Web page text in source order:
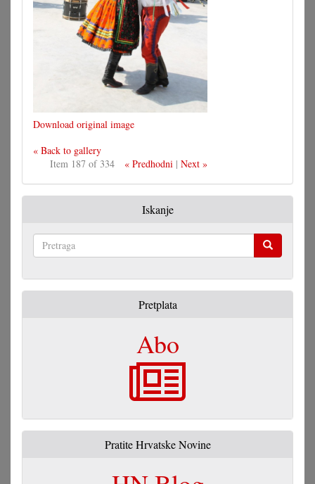
Download original image
« Back to gallery
Item 187 of 334
« Predhodni | Next »
Iskanje
Pretplata
Abo
Pratite Hrvatske Novine